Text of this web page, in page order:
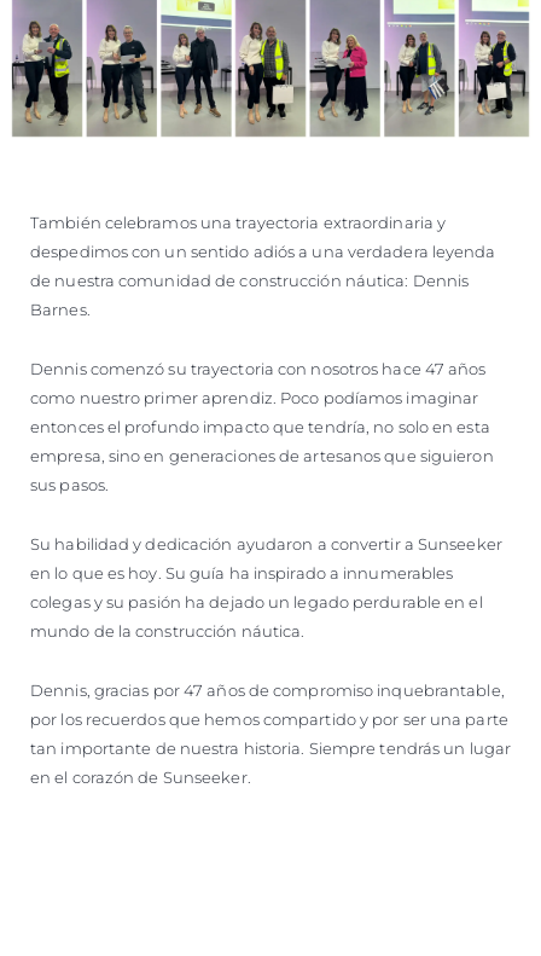
También celebramos una trayectoria extraordinaria y
despedimos con un sentido adiós a una verdadera leyenda
de nuestra comunidad de construcción náutica: Dennis
Barnes.
Dennis comenzó su trayectoria con nosotros hace 47 años
como nuestro primer aprendiz. Poco podíamos imaginar
entonces el profundo impacto que tendría, no solo en esta
empresa, sino en generaciones de artesanos que siguieron
sus pasos.
Su habilidad y dedicación ayudaron a convertir a Sunseeker
en lo que es hoy. Su guía ha inspirado a innumerables
colegas y su pasión ha dejado un legado perdurable en el
mundo de la construcción náutica.
Dennis, gracias por 47 años de compromiso inquebrantable,
por los recuerdos que hemos compartido y por ser una parte
tan importante de nuestra historia. Siempre tendrás un lugar
en el corazón de Sunseeker.